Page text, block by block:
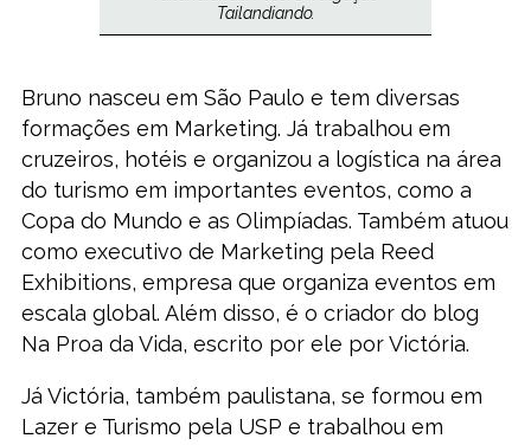
Tailandiando.
Bruno nasceu em São Paulo e tem diversas
formações em Marketing. Já trabalhou em
cruzeiros, hotéis e organizou a logística na área
do turismo em importantes eventos, como a
Copa do Mundo e as Olimpíadas. Também atuou
como executivo de Marketing pela Reed
Exhibitions, empresa que organiza eventos em
escala global. Além disso, é o criador do blog
Na Proa da Vida, escrito por ele por Victória.
Já Victória, também paulistana, se formou em
Lazer e Turismo pela USP e trabalhou em